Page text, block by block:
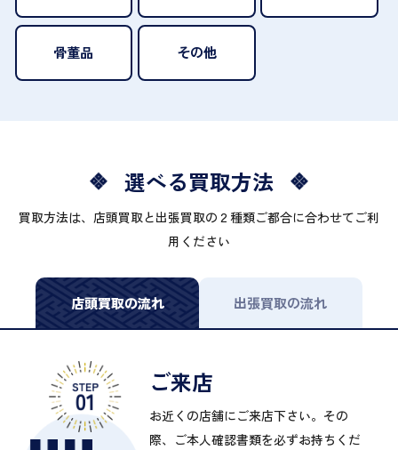
骨董品 その他
選べる買取方法
買取方法は、店頭買取と出張買取の２種類ご都合に合わせてご利
用ください
店頭買取の流れ 出張買取の流れ
ご来店
お近くの店舗にご来店下さい。その
際、ご本人確認書類を必ずお持ちくだ